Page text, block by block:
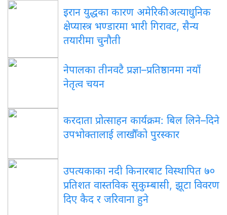
इरान युद्धका कारण अमेरिकी अत्याधुनिक
क्षेप्यास्त्र भण्डारमा भारी गिरावट, सैन्य
तयारीमा चुनौती
नेपालका तीनवटै प्रज्ञा–प्रतिष्ठानमा नयाँ
नेतृत्व चयन
करदाता प्रोत्साहन कार्यक्रम: बिल लिने–दिने
उपभोक्तालाई लाखौँको पुरस्कार
उपत्यकाका नदी किनारबाट विस्थापित ७०
प्रतिशत वास्तविक सुकुम्बासी, झूटा विवरण
दिए कैद र जरिवाना हुने